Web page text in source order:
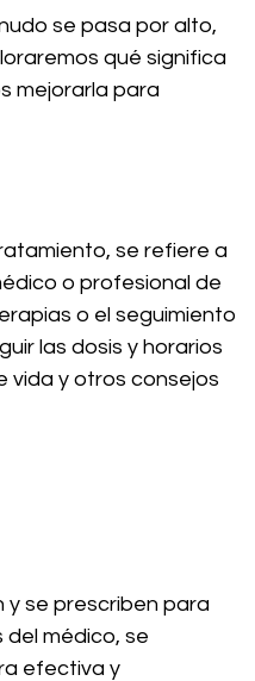
se pasa por alto,
qué significa
mejorarla para
se refiere a
o profesional de
o el seguimiento
las dosis y horarios
vida y otros consejos
y se prescriben para
del médico, se
efectiva y